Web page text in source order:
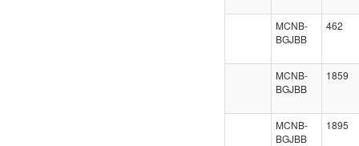
MCNB-
BGJBB
462
MCNB-
BGJBB
1859
MCNB-
BGJBB
1895